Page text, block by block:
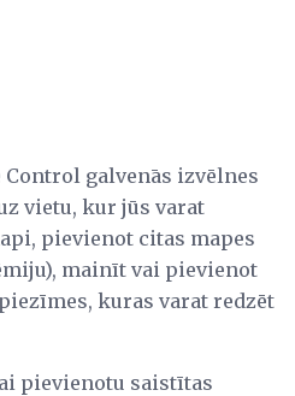
Control galvenās izvēlnes
vietu, kur jūs varat
pievienot citas mapes
mainīt vai pievienot
kuras varat redzēt
pievienotu saistītas